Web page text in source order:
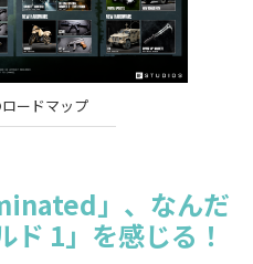
ードマップ
」、なんだ
ド 1」を感じる！